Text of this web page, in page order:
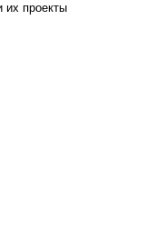
их проекты